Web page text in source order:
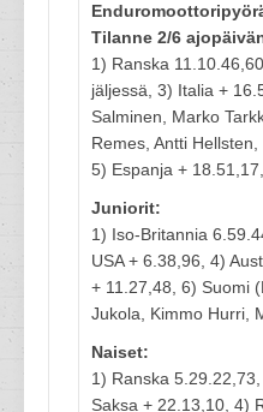
Tilanne 2/6
1) Ranska
jäljessä, 3) Italia +
Salminen, Marko
Remes, Antti
5) Espanja +
Juniorit:
1) Iso-Britannia
USA + 6.38,96, 4)
+ 11.27,48, 6) Suomi
Jukola, Kimmo Hurri,
Naiset:
1) Ranska
Saksa + 22.13,10, 4)